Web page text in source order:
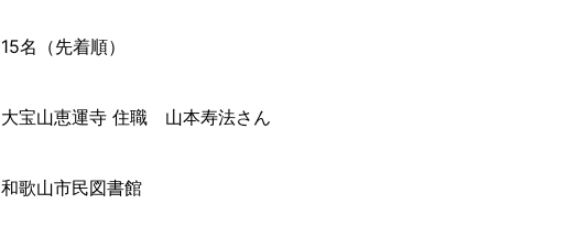
15名（先着順）
大宝山恵運寺 住職 山本寿法さん
和歌山市民図書館